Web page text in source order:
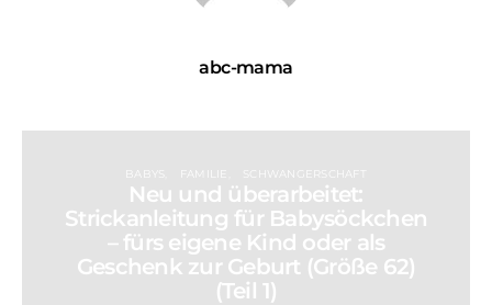
abc-mama
BABYS FAMILIE SCHWANGERSCHAFT
Neu und überarbeitet:
Strickanleitung für Babysöckchen
– fürs eigene Kind oder als
Geschenk zur Geburt (Größe 62)
(Teil 1)